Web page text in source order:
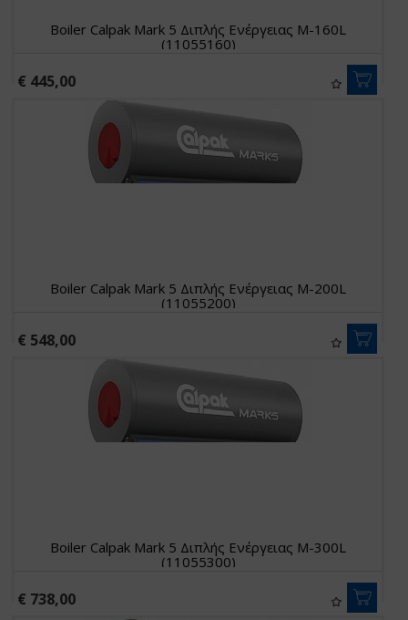
Boiler Calpak Mark 5 Διπλής Ενέργειας M-160L
(11055160)
€ 445,00
Boiler Calpak Mark 5 Διπλής Ενέργειας M-200L
(11055200)
€ 548,00
Boiler Calpak Mark 5 Διπλής Ενέργειας M-300L
(11055300)
€ 738,00